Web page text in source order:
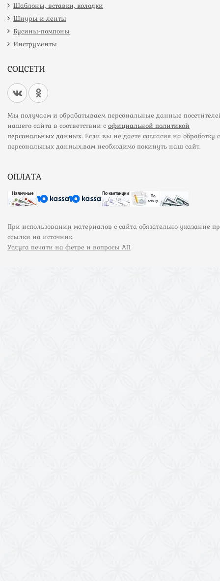
Шаблоны, вставки, колодки
Шнуры и ленты
Бусины-помпоны
Инструменты
СОЦСЕТИ
Мы получаем и обрабатываем персональные данные
нашего сайта в соответствии с официальной политикой
персональных данных. Если вы не даете согласия на обработку
персональных данных,вам необходимо покинуть наш сайт.
ОПЛАТА
При использовании материалов с сайта обязательно указание
ссылки на источник.
Услуга печати на фетре и вопросы АП